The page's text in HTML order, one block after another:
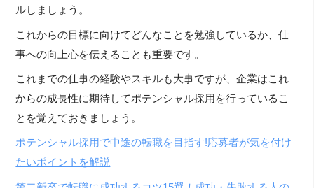
ルしましょう。
これからの目標に向けてどんなことを勉強しているか、仕
事への向上心を伝えることも重要です。
これまでの仕事の経験やスキルも大事ですが、企業はこれ
からの成長性に期待してポテンシャル採用を行っているこ
とを覚えておきましょう。
ポテンシャル採用で中途の転職を目指す!応募者が気を付け
たいポイントを解説